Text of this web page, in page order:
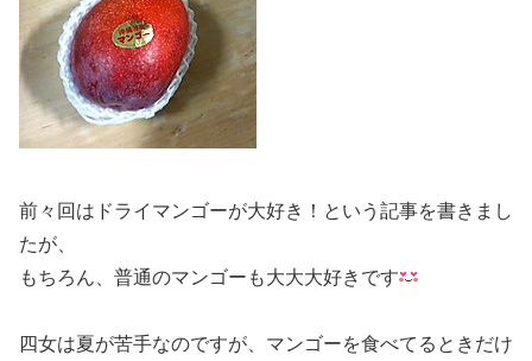
前々回はドライマンゴーが大好き！という記事を書きまし
たが、
もちろん、普通のマンゴーも大大大好きです
四女は夏が苦手なのですが、マンゴーを食べてるときだけ